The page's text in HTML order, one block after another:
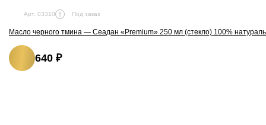
Арт. 03310 Под заказ
Масло черного тмина — Сеадан «Premium» 250 мл (стекло) 100%
640 ₽